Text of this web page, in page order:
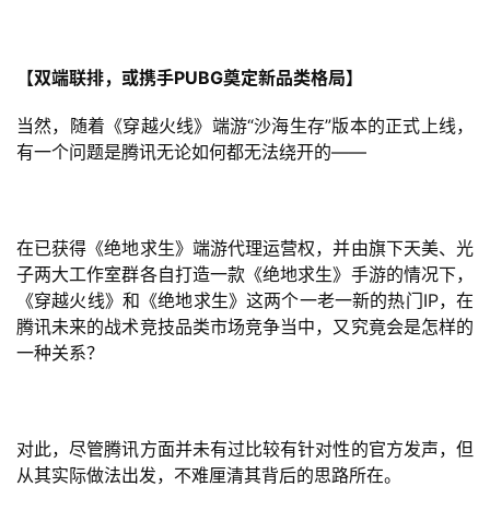
三
届
金
茶
7
月
3
游
【双端联排，或携手PUBG奠定新品类格局】
当然，随着《穿越火线》端游“沙海生存”版本的正式上线，
有一个问题是腾讯无论如何都无法绕开的——
在已获得《绝地求生》端游代理运营权，并由旗下天美、光
子两大工作室群各自打造一款《绝地求生》手游的情况下，
《穿越火线》和《绝地求生》这两个一老一新的热门IP，在
腾讯未来的战术竞技品类市场竞争当中，又究竟会是怎样的
一种关系？
对此，尽管腾讯方面并未有过比较有针对性的官方发声，但
从其实际做法出发，不难厘清其背后的思路所在。